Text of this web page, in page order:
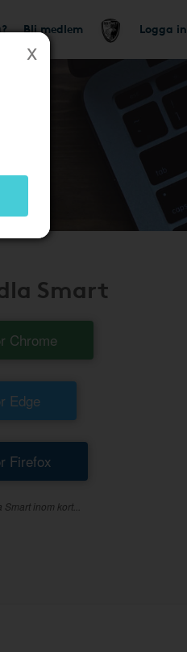
Bli medlem Logga in
Smart
Chrome
Edge
Firefox
inom kort...